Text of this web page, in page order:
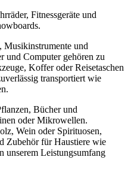
Fitnessgeräte und
Musikinstrumente und
und Computer gehören zu
Koffer oder Reisetaschen
transportiert wie
Bücher und
oder Mikrowellen.
Wein oder Spirituosen,
Zubehör für Haustiere wie
unserem Leistungsumfang